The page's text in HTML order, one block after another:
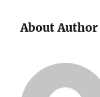
About Author